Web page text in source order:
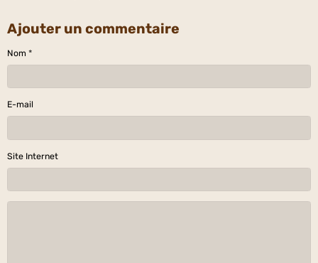
Ajouter un commentaire
Nom
E-mail
Site Internet